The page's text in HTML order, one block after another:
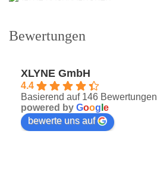
Bewertungen
XLYNE GmbH
4.4
Basierend auf 146 Bewertungen
powered by Goog e
bewerte uns auf